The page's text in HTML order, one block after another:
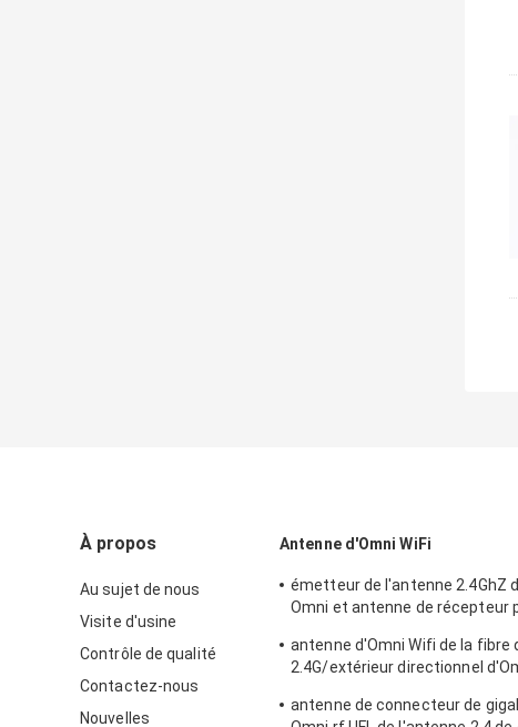
À propos
Au sujet de nous
Visite d'usine
Contrôle de qualité
Contactez-nous
Nouvelles
Antenne d'Omni WiFi
émetteur de l'antenne 2.4GhZ
Omni et antenne de récepteur
antenne d'Omni Wifi de la fibre
2.4G/extérieur directionnel
antenne de connecteur de